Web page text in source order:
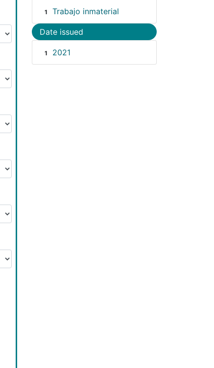
1 Trabajo inmaterial
Date issued
1 2021